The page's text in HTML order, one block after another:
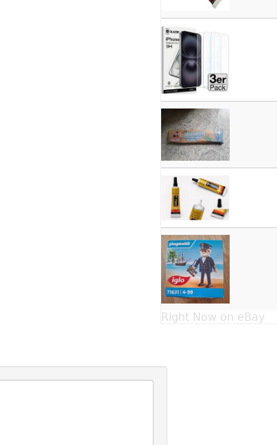
Right Now on eBay